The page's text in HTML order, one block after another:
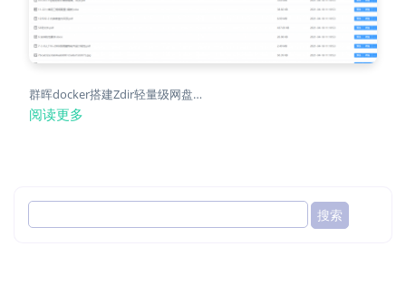
群晖docker搭建Zdir轻量级网盘…
阅读更多